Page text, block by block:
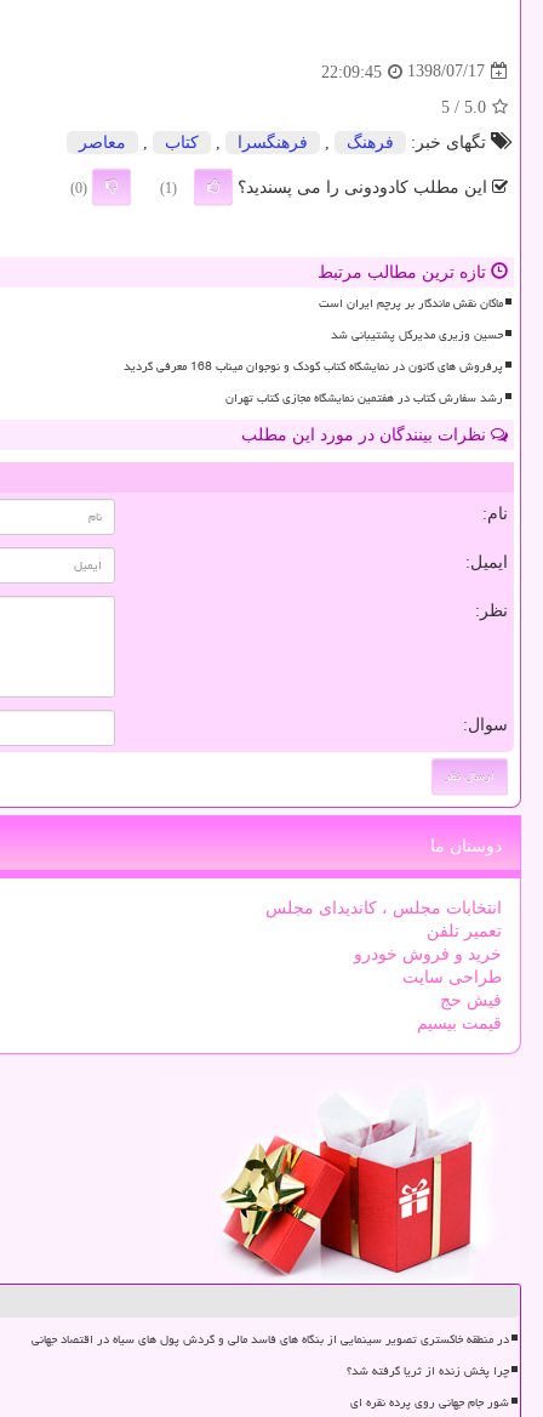
1398/07/17
22:09:45
5.0
/ 5
تگهای خبر:
فرهنگ , فرهنگسرا , كتاب , معاصر
این مطلب کادودونی را می پسندید؟ (1)
(0)
تازه ترین مطالب مرتبط
ماکان نقش ماندگار بر پرچم ایران است
حسین وزیری مدیرکل پشتیبانی شد
پرفروش های کانون در نمایشگاه کتاب کودک و نوجوان میناب 168 معرفی گردید
رشد سفارش کتاب در هفتمین نمایشگاه مجازی کتاب تهران
نظرات بینندگان در مورد این مطلب
نام:
ایمیل:
نظر:
سوال:
دوستان ما
انتخابات مجلس ، کاندیدای مجلس
تعمیر تلفن
خرید و فروش خودرو
طراحی سایت
فیش حج
قیمت بیسیم
در منطقه خاکستری تصویر سینمایی از بنگاه های فاسد مالی و گردش پول های سیاه در اقتصاد جهانی
چرا پخش زنده از ثریا گرفته شد؟
شور جام جهانی روی پرده نقره ای